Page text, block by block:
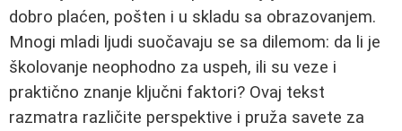
dobro plaćen, pošten i u skladu sa obrazovanjem.
Mnogi mladi ljudi suočavaju se sa dilemom: da li je
školovanje neophodno za uspeh, ili su veze i
praktično znanje ključni faktori? Ovaj tekst
razmatra različite perspektive i pruža savete za